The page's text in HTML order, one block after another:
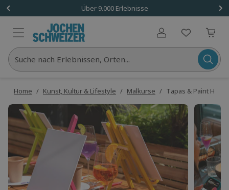
Über 9.000 Erlebnisse
Benutzerkonto
Suche nach Erlebnissen, Orten...
Home / Kunst, Kultur & Lifestyle / Malkurse / Tapas & Paint